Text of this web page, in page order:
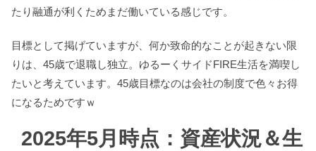
たり融通が利くためまだ働いている感じです。
目標として掲げていますが、何か致命的なことが起きない限
りは、45歳で退職し独立。ゆるーくサイドFIRE生活を満喫し
たいと考えています。45歳目標なのは会社の制度で色々お得
になるためですｗ
2025年5月時点：資産状況＆生